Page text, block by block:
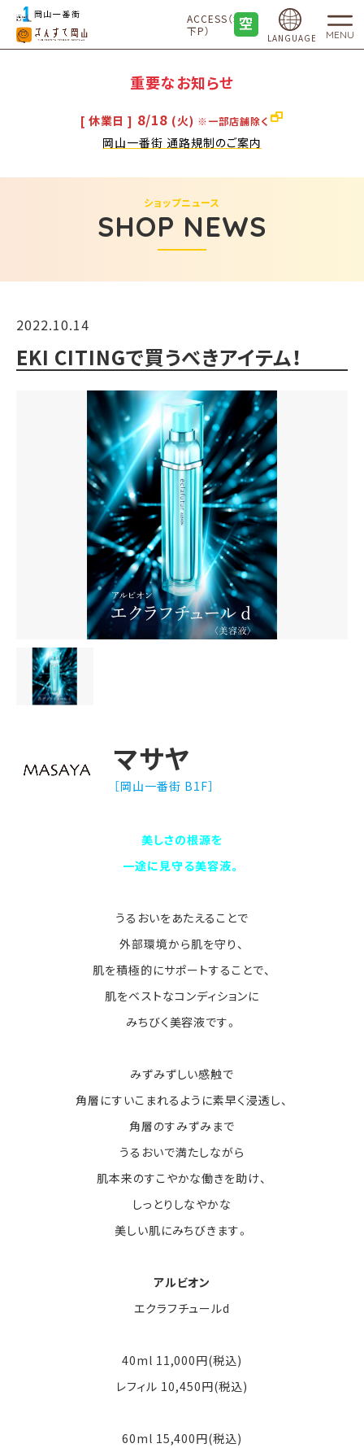
ACCESS（地
下P）
LANGUAGE MENU
重要なお知らせ
[ 休業日 ] 8/18 (火) ※一部店舗除く
岡山一番街 通路規制のご案内
SHOP NEWS
ショップニュース
2022.10.14
EKI CITINGで買うべきアイテム！
マサヤ
［岡山一番街 B1F］
美しさの根源を
一途に見守る美容液。
うるおいをあたえることで
外部環境から肌を守り、
肌を積極的にサポートすることで、
肌をベストなコンディションに
みちびく美容液です。
みずみずしい感触で
角層にすいこまれるように素早く浸透し、
角層のすみずみまで
うるおいで満たしながら
肌本来のすこやかな働きを助け、
しっとりしなやかな
美しい肌にみちびきます。
アルビオン
エクラフチュールd
40ml 11,000円(税込)
レフィル 10,450円(税込)
60ml 15,400円(税込)